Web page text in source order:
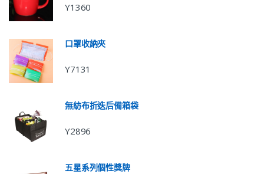
Y1360
口罩收納夾
Y7131
無紡布折迭后備箱袋
Y2896
五星系列個性獎牌